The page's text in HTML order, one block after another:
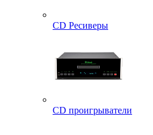
CD Ресиверы
CD проигрыватели